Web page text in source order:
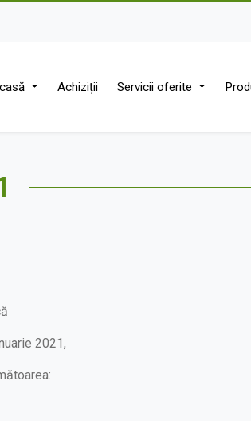
Achiziții Servicii oferite
2021,